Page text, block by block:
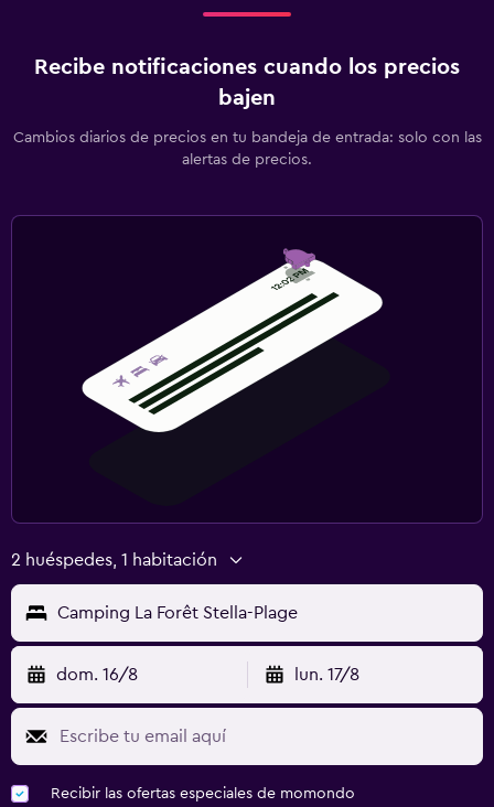
Recibe notificaciones cuando los precios
bajen
Cambios diarios de precios en tu bandeja de entrada: solo con las
alertas de precios.
2 huéspedes, 1 habitación
Camping La Forêt Stella-Plage
dom. 16/8 lun. 17/8
Recibir las ofertas especiales de momondo